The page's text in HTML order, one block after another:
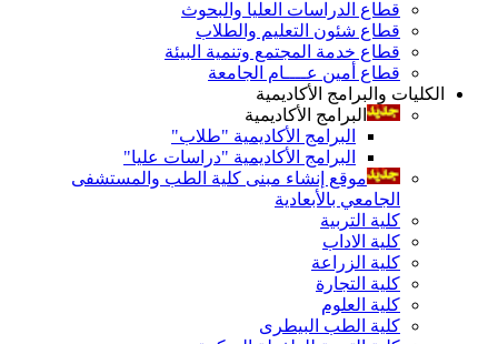
قطاع الدراسات العليا والبحوث
قطاع شئون التعليم والطلاب
قطاع خدمة المجتمع وتنمية البيئة
قطاع أمين عــــام الجامعة
الكليات والبرامج الأكاديمية
البرامج الأكاديمية
البرامج الأكاديمية "طلاب"
البرامج الأكاديمية "دراسات عليا"
موقع إنشاء مبنى كلية الطب والمستشفى
الجامعي بالأبعادية
كلية التربية
كلية الاداب
كلية الزراعة
كلية التجارة
كلية العلوم
كلية الطب البيطرى